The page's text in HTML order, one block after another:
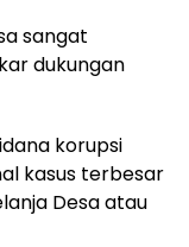
sangat
dukungan
korupsi
kasus terbesar
Desa atau